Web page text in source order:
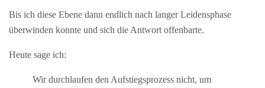
Bis ich diese Ebene dann endlich nach langer Leidensphase
überwinden konnte und sich die Antwort offenbarte.
Heute sage ich:
Wir durchlaufen den Aufstiegsprozess nicht, um